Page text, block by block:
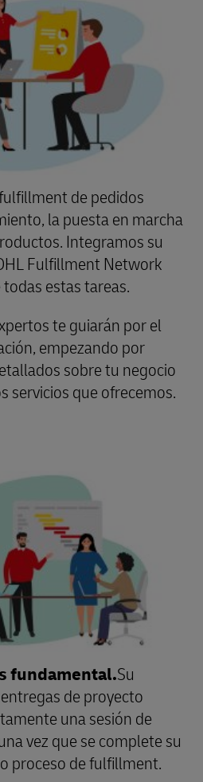
de pedidos
la puesta en marcha
Integramos su
Fulfillment Network
estas tareas.
te guiarán por el
empezando por
sobre tu negocio
servicios que ofrecemos.
fundamental.Su
de proyecto
una sesión de
vez que se complete su
proceso de fulfillment.